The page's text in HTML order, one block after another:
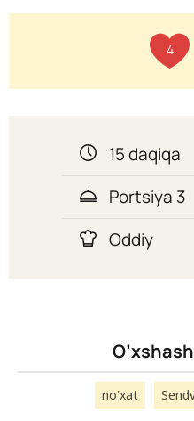
4
15 daqiqa
Portsiya 3
Oddiy
no'xat